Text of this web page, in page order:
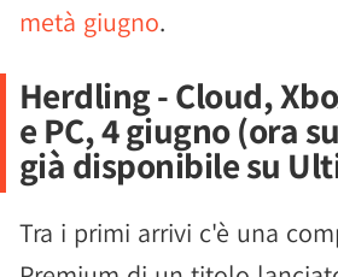
metà giugno.
Herdling - Cloud,
e PC, 4 giugno (ora
già disponibile su
Tra i primi arrivi c'è una